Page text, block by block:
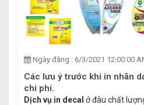
Ngày đăng : 6/3/2021 12:00:00
Các lưu ý trước khi in nhãn
chi phí.
Dịch vụ in decal ở đâu chất